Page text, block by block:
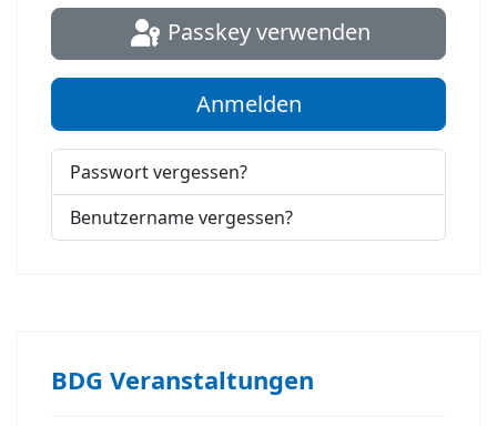
Passkey verwenden
Anmelden
Passwort vergessen?
Benutzername vergessen?
BDG Veranstaltungen